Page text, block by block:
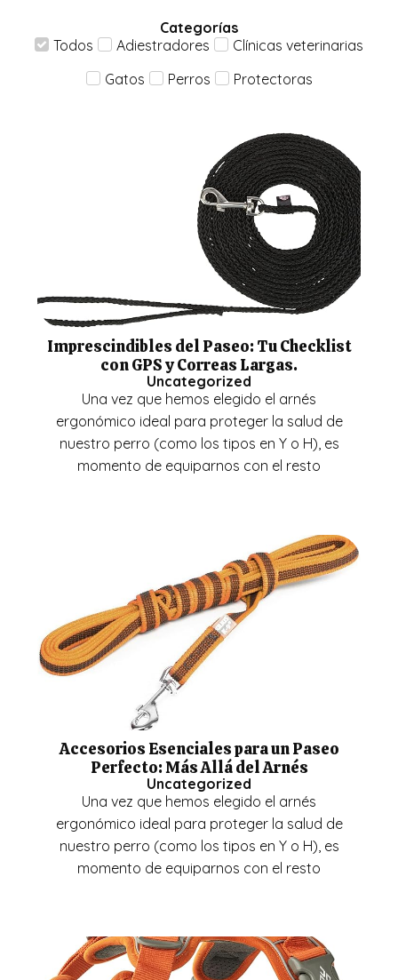
Categorías
Todos
Adiestradores
Clínicas veterinarias
Gatos
Perros Protectoras
Imprescindibles del Paseo: Tu Checklist
con GPS y Correas Largas.
Uncategorized
Una vez que hemos elegido el arnés
ergonómico ideal para proteger la salud de
nuestro perro (como los tipos en Y o H), es
momento de equiparnos con el resto
Accesorios Esenciales para un Paseo
Perfecto: Más Allá del Arnés
Uncategorized
Una vez que hemos elegido el arnés
ergonómico ideal para proteger la salud de
nuestro perro (como los tipos en Y o H), es
momento de equiparnos con el resto